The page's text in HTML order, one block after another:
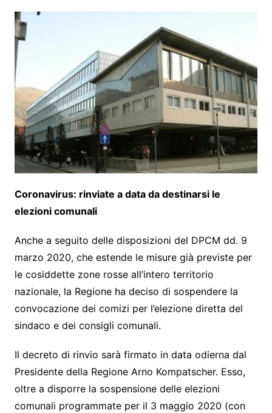
Coronavirus: rinviate a data da destinarsi le
elezioni comunali
Anche a seguito delle disposizioni del DPCM dd. 9
marzo 2020, che estende le misure già previste per
le cosiddette zone rosse all’intero territorio
nazionale, la Regione ha deciso di sospendere la
convocazione dei comizi per l’elezione diretta del
sindaco e dei consigli comunali.
Il decreto di rinvio sarà firmato in data odierna dal
Presidente della Regione Arno Kompatscher. Esso,
oltre a disporre la sospensione delle elezioni
comunali programmate per il 3 maggio 2020 (con